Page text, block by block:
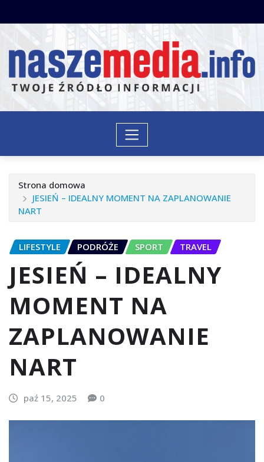
do
Strona domowa
JESIEŃ – IDEALNY MOMENT NA ZAPLANOWANIE
NART
LIFESTYLE PODRÓŻE SPORT TRAVEL
JESIEŃ – IDEALNY
MOMENT NA
ZAPLANOWANIE
NART
paź 15, 2025 0